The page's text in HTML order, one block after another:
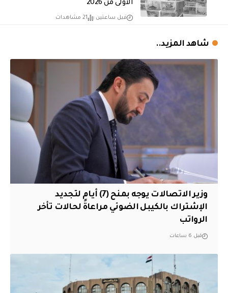
الأولى من 2026
قبل ساعتين 21 مشاهدات
شاهد المزيد..
وزير الاتصالات يوجه بمنح (7) أيام لتجديد
الإشتراك بالكيبل الضوئي مراعاةً لحالات تأخر
الرواتب
قبل 6 ساعات